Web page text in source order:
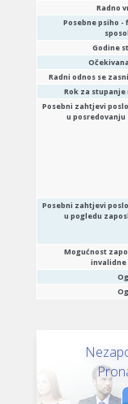
Radno
Posebne psiho -
Godine
Radni odnos se
Rok za stupanje
Posebni zahtjevi
u posredovanju
Posebni zahtjevi
u pogledu
Mogućnost
invalidne